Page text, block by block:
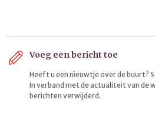
Voeg een bericht toe
Heeft u een nieuwtje over de buurt?
In verband met de actualiteit van de
berichten verwijderd.